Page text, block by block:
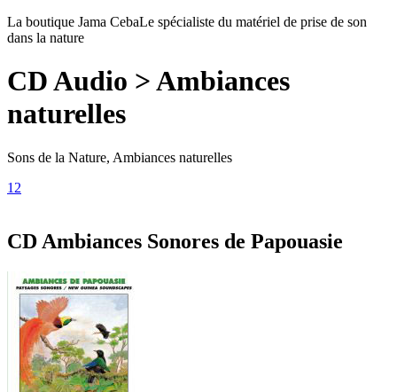
La boutique Jama CebaLe spécialiste du matériel de prise de son
dans la nature
CD Audio > Ambiances
naturelles
Sons de la Nature, Ambiances naturelles
1 2
CD Ambiances Sonores de Papouasie